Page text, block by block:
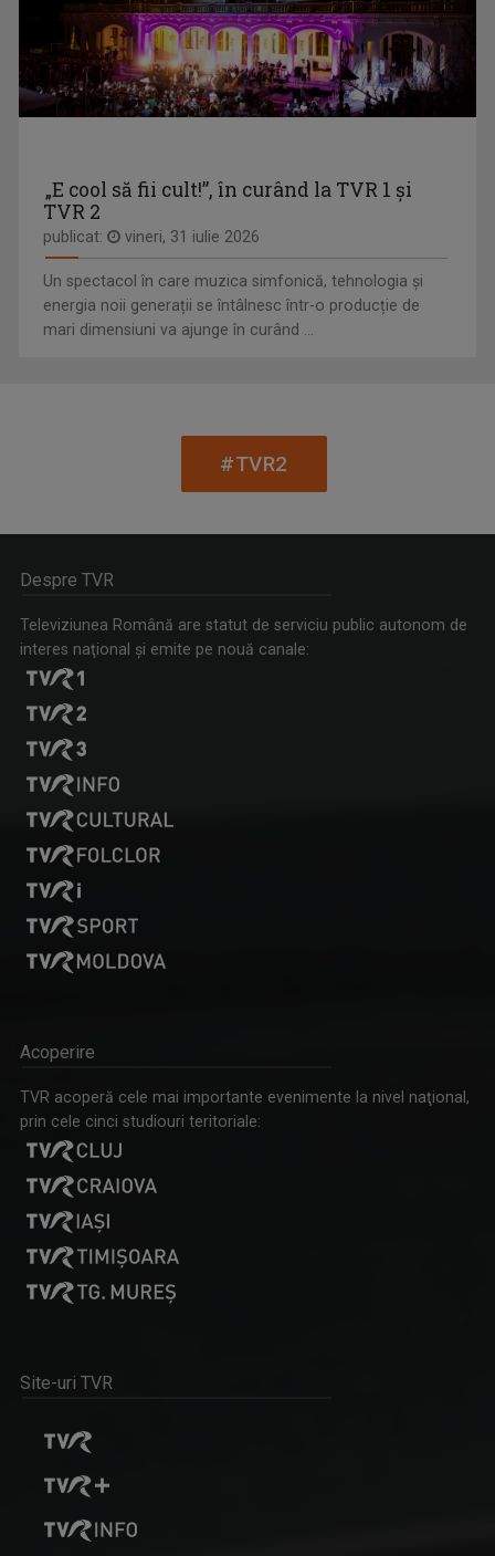
LA PORȚILE ORIENTULUI
"La Porțile Orientului" este o producție a ...
CURSA PRIN ISTORIE
Aventură, întâlniri neaşteptate şi comori ...
STELA POPA
Stela și-a împlinit visul din copilărie: să ...
MARINA ALMĂȘAN
Marina Almăşan este absolventă, ca şef de ...
„E cool să fii cult!”, în curând la TVR 1 și
TVR 2
publicat: vineri, 31 iulie 2026
Un spectacol în care muzica simfonică, tehnologia și
energia noii generații se întâlnesc într-o producție de
mari dimensiuni va ajunge în curând ...
#TVR2
Despre TVR
Televiziunea Română are statut de serviciu public autonom de
interes naţional şi emite pe nouă canale:
Acoperire
TVR acoperă cele mai importante evenimente la nivel naţional,
prin cele cinci studiouri teritoriale:
Site-uri TVR